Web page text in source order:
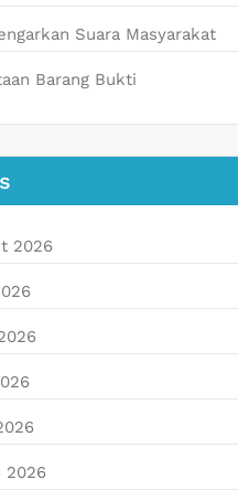
Suara Masyarakat
Barang Bukti
2026
2026